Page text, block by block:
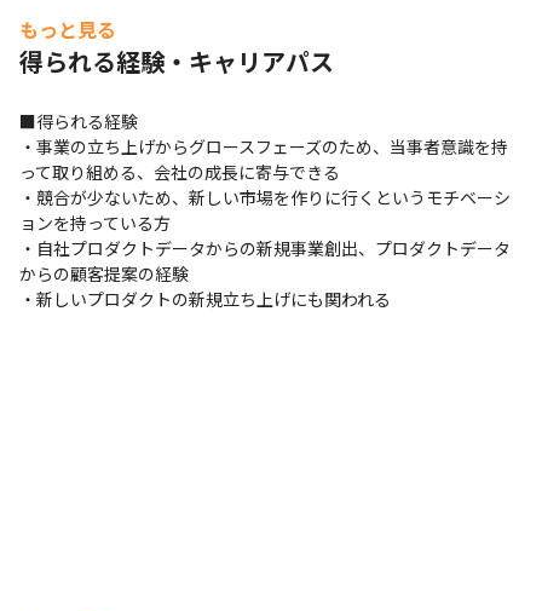
もっと見る
得られる経験・キャリアパス
■得られる経験
・事業の立ち上げからグロースフェーズのため、当事者意識を持
って取り組める、会社の成長に寄与できる
・競合が少ないため、新しい市場を作りに行くというモチベーシ
ョンを持っている方
・自社プロダクトデータからの新規事業創出、プロダクトデータ
からの顧客提案の経験
・新しいプロダクトの新規立ち上げにも関われる